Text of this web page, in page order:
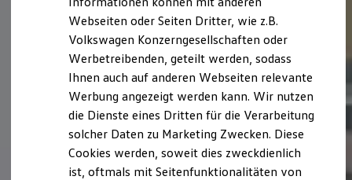
Webseiten oder Seiten Dritter, wie z.B.
Volkswagen Konzerngesellschaften oder
Werbetreibenden, geteilt werden, sodass
Ihnen auch auf anderen Webseiten relevante
Werbung angezeigt werden kann. Wir nutzen
die Dienste eines Dritten für die Verarbeitung
solcher Daten zu Marketing Zwecken. Diese
Cookies werden, soweit dies zweckdienlich
ist, oftmals mit Seitenfunktionalitäten von